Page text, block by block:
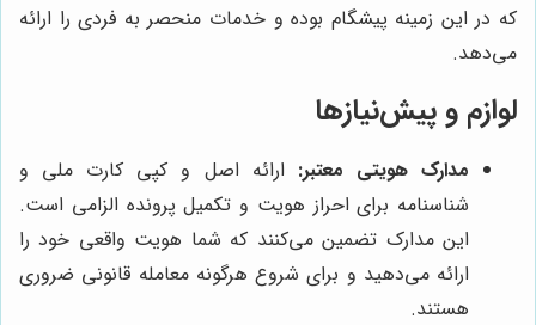
که در این زمینه پیشگام بوده و خدمات منحصر به فردی را ارائه
می‌دهد.
لوازم و پیش‌نیازها
مدارک هویتی معتبر: ارائه اصل و کپی کارت ملی و
شناسنامه برای احراز هویت و تکمیل پرونده الزامی است.
این مدارک تضمین می‌کنند که شما هویت واقعی خود را
ارائه می‌دهید و برای شروع هرگونه معامله قانونی ضروری
هستند.